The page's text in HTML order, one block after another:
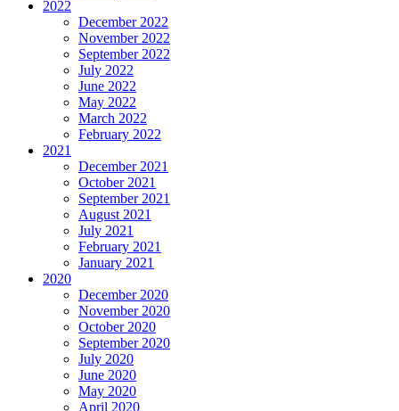
2022
December 2022
November 2022
September 2022
July 2022
June 2022
May 2022
March 2022
February 2022
2021
December 2021
October 2021
September 2021
August 2021
July 2021
February 2021
January 2021
2020
December 2020
November 2020
October 2020
September 2020
July 2020
June 2020
May 2020
April 2020